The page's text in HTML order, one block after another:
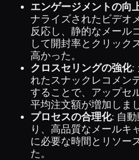
エンゲージメントの向
ナライズされたビデオ
反応し、静的なメール
して開封率とクリック
高かった。
クロスセリングの強化:
れたスナックレコメン
することで、アップセ
平均注文額が増加しま
プロセスの合理化: 自
り、高品質なメールキ
に必要な時間とリソー
た。